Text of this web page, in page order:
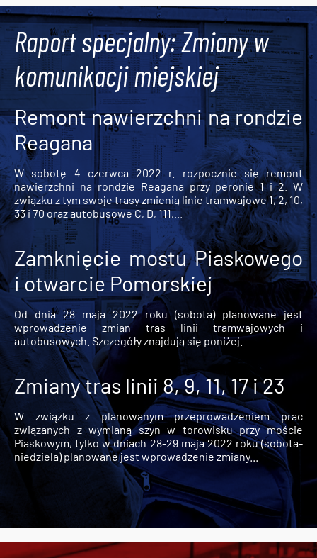
Raport specjalny: Zmiany w
komunikacji miejskiej
Remont nawierzchni na rondzie
Reagana
W sobotę 4 czerwca 2022 r. rozpocznie się remont
nawierzchni na rondzie Reagana przy peronie 1 i 2. W
związku z tym swoje trasy zmienią linie tramwajowe 1, 2, 10,
33 i 70 oraz autobusowe C, D, 111,...
Zamknięcie mostu Piaskowego
i otwarcie Pomorskiej
Od dnia 28 maja 2022 roku (sobota) planowane jest
wprowadzenie zmian tras linii tramwajowych i
autobusowych. Szczegóły znajdują się poniżej.
Zmiany tras linii 8, 9, 11, 17 i 23
W związku z planowanym przeprowadzeniem prac
związanych z wymianą szyn w torowisku przy moście
Piaskowym, tylko w dniach 28-29 maja 2022 roku (sobota-
niedziela) planowane jest wprowadzenie zmiany...